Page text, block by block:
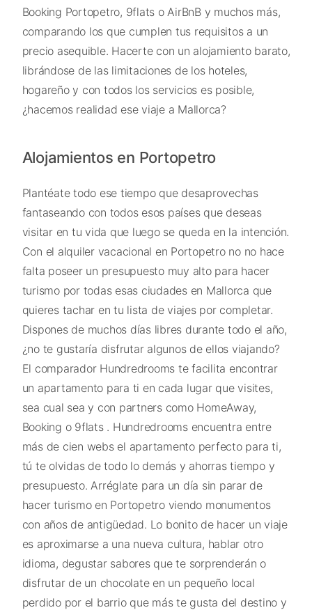
Booking Portopetro, 9flats o AirBnB y muchos más,
comparando los que cumplen tus requisitos a un
precio asequible. Hacerte con un alojamiento barato,
librándose de las limitaciones de los hoteles,
hogareño y con todos los servicios es posible,
¿hacemos realidad ese viaje a Mallorca?
Alojamientos en Portopetro
Plantéate todo ese tiempo que desaprovechas
fantaseando con todos esos países que deseas
visitar en tu vida que luego se queda en la intención.
Con el alquiler vacacional en Portopetro no no hace
falta poseer un presupuesto muy alto para hacer
turismo por todas esas ciudades en Mallorca que
quieres tachar en tu lista de viajes por completar.
Dispones de muchos días libres durante todo el año,
¿no te gustaría disfrutar algunos de ellos viajando?
El comparador Hundredrooms te facilita encontrar
un apartamento para ti en cada lugar que visites,
sea cual sea y con partners como HomeAway,
Booking o 9flats . Hundredrooms encuentra entre
más de cien webs el apartamento perfecto para ti,
tú te olvidas de todo lo demás y ahorras tiempo y
presupuesto. Arréglate para un día sin parar de
hacer turismo en Portopetro viendo monumentos
con años de antigüedad. Lo bonito de hacer un viaje
es aproximarse a una nueva cultura, hablar otro
idioma, degustar sabores que te sorprenderán o
disfrutar de un chocolate en un pequeño local
perdido por el barrio que más te gusta del destino y